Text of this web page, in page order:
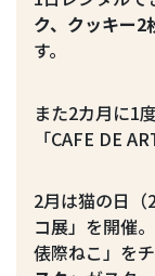
ク、クッキー2
す。
また2カ月に1
「CAFE DE
2月は猫の日（
コ展」を開催
俵際ねこ」を